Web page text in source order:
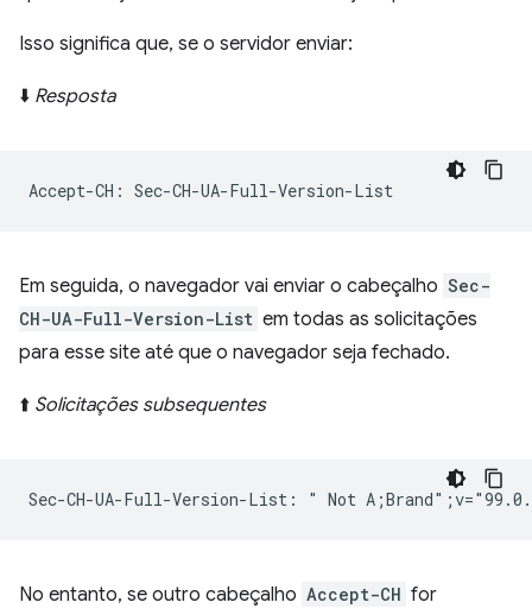
Isso significa que, se o servidor enviar:
⬇️ Resposta
Em seguida, o navegador vai enviar o cabeçalho Sec-
CH-UA-Full-Version-List em todas as solicitações
para esse site até que o navegador seja fechado.
⬆️ Solicitações subsequentes
No entanto, se outro cabeçalho Accept-CH for